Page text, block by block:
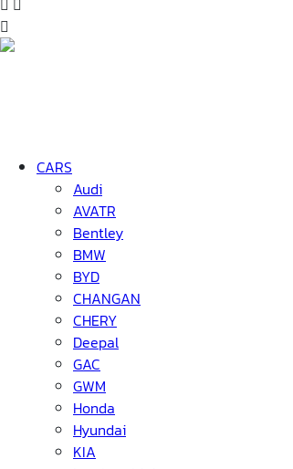
CARS
Audi
AVATR
Bentley
BMW
BYD
CHANGAN
CHERY
Deepal
GAC
GWM
Honda
Hyundai
KIA